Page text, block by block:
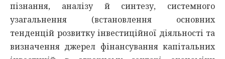
пізнання, аналізу й синтезу, системного
узагальнення (встановлення основних
тенденцій розвитку інвестиційної діяльності та
визначення джерел фінансування капітальних